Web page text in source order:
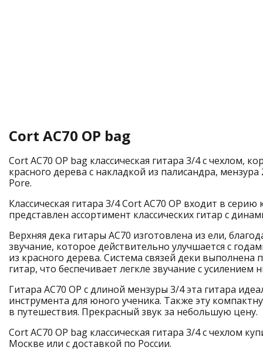
Cort AC70 OP bag
Cort AC70 OP bag классическая гитара 3/4 с чехлом,
красного дерева с накладкой из палисандра,
Pore.
Классическая гитара 3/4 Cort AC70 OP входит в серию
представлен ассортимент классических гитар с
Верхняя дека гитары AC70 изготовлена из ели,
звучание, которое действительно улучшается с
из красного дерева. Система связей деки выполнена
гитар, что беспечивает легкле звучание с усилением
Гитара AC70 OP с длиной мензуры 3/4 эта гитара
инструмента для юного ученика. Также эту
в путешествия. Прекрасный звук за небольшую цену.
Cort AC70 OP bag классическая гитара 3/4 с чехлом
Москве или с доставкой по России.